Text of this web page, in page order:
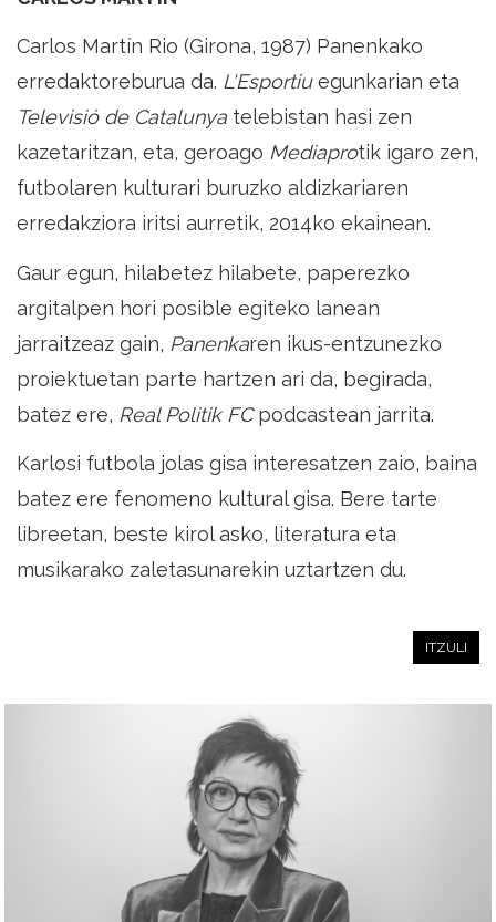
Carlos Martín Rio (Girona, 1987) Panenkako
erredaktoreburua da. L'Esportiuegunkarian eta
Televisió de Catalunya telebistan hasi zen
kazetaritzan, eta, geroago Mediaprotik igaro zen,
futbolaren kulturari buruzko aldizkariaren
erredakziora iritsi aurretik, 2014ko ekainean.
Gaur egun, hilabetez hilabete, paperezko
argitalpen hori posible egiteko lanean
jarraitzeaz gain, Panenkaren ikus-entzunezko
proiektuetan parte hartzen ari da, begirada,
batez ere, Real Politik FCpodcastean jarrita.
Karlosi futbola jolas gisa interesatzen zaio, baina
batez ere fenomeno kultural gisa. Bere tarte
libreetan, beste kirol asko, literatura eta
musikarako zaletasunarekin uztartzen du.
ITZULI